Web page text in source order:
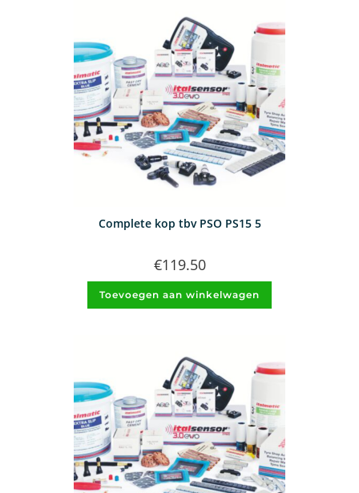
Complete kop tbv PSO PS15 5
€119.50
Toevoegen aan winkelwagen